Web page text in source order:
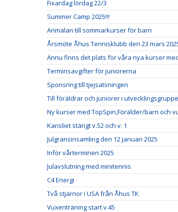
Fixardag lördag 22/3
Summer Camp 2025!!!
Anmälan till sommarkurser för barn
Årsmöte Åhus Tennisklubb den 23 mars
Ännu finns det plats för våra nya kurser
Terminsavgifter för juniorerna
Sponsring till tjejsatsningen
Till föräldrar och juniorer i
Ny kurser med TopSpin,Förälder/barn och
Kansliet stängt v.52 och v. 1
Julgransinsamling den 12 januari 2025
Inför vårterminen 2025
Julavslutning med minitennis
C4 Energi
Två stjärnor i USA från Åhus TK
Vuxenträning start v.45